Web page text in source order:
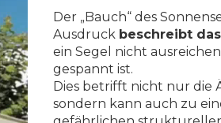
Der „Bauch“ des
Ausdruck beschreibt
ein Segel nicht
gespannt ist.
Dies betrifft nicht nur die
sondern kann auch zu